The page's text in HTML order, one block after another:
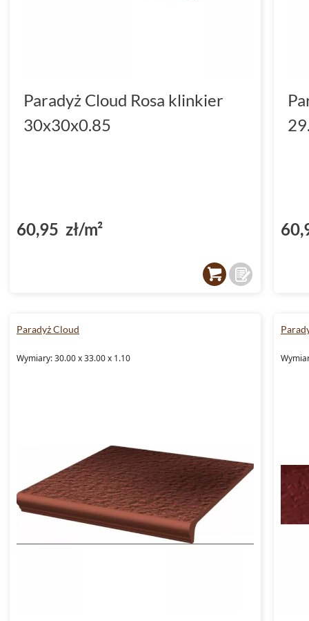
Paradyż Cloud Rosa klinkier
30x30x0.85
60,95 zł/m²
Paradyż Cloud
Wymiary: 30.00 x 33.00 x 1.10